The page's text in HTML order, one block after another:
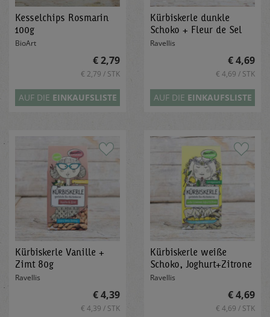
Kesselchips Rosmarin
100g
BioArt
€ 2,79
€ 2,79 / STK
AUF DIE EINKAUFSLISTE
Kürbiskerle dunkle
Schoko + Fleur de Sel
80g
Ravellis
€ 4,69
€ 4,69 / STK
AUF DIE EINKAUFSLISTE
Kürbiskerle Vanille +
Zimt 80g
Ravellis
€ 4,39
€ 4,39 / STK
Kürbiskerle weiße
Schoko, Joghurt+Zitrone
80g
Ravellis
€ 4,69
€ 4,69 / STK